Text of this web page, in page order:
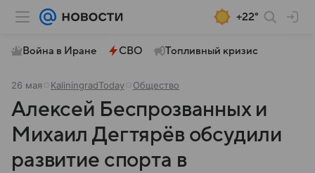
+22°
Война в Иране СВО Топливный кризис
26 мая KaliningradToday Общество
Алексей Беспрозванных и
Михаил Дегтярёв обсудили
развитие спорта в